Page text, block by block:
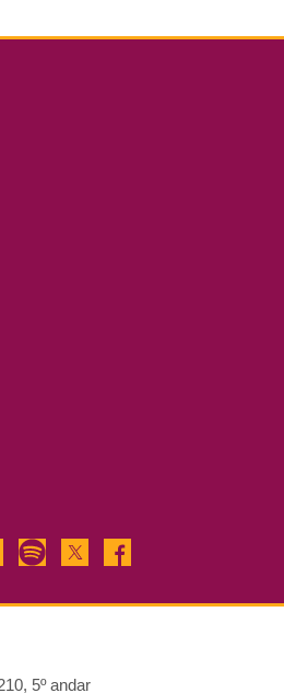
5º andar